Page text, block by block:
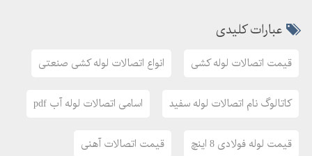
لوله های درزدار
لوله های آب رسانی
لوله های نفت
لوله های گالوانیزه (سفید)
لوله های جدار چاه
عبارات کلیدی
قیمت اتصالات لوله کشی انواع اتصالات لوله کشی صنعتی
کاتالوگ نام اتصالات لوله سفید اسامی اتصالات لوله آب pdf
قیمت لوله فولادی 8 اینچ قیمت اتصالات آهنی